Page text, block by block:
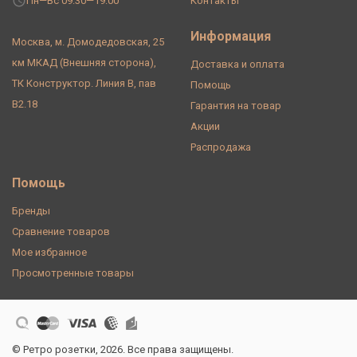
Москва, м. Домодедовская, 25
км МКАД (Внешняя сторона),
ТК Конструктор. Линия В, пав
В2.18
Информация
Доставка и оплата
Помощь
Гарантия на товар
Акции
Распродажа
Помощь
Бренды
Сравнение товаров
Мое избранное
Просмотренные товары
© Ретро розетки, 2026. Все права защищены.